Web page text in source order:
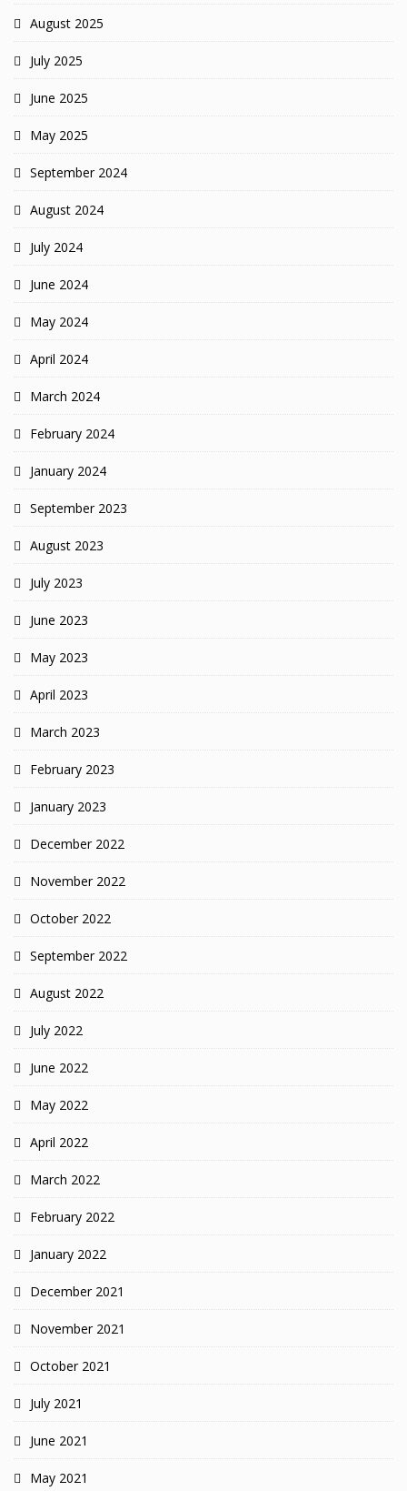
August 2025
July 2025
June 2025
May 2025
September 2024
August 2024
July 2024
June 2024
May 2024
April 2024
March 2024
February 2024
January 2024
September 2023
August 2023
July 2023
June 2023
May 2023
April 2023
March 2023
February 2023
January 2023
December 2022
November 2022
October 2022
September 2022
August 2022
July 2022
June 2022
May 2022
April 2022
March 2022
February 2022
January 2022
December 2021
November 2021
October 2021
July 2021
June 2021
May 2021